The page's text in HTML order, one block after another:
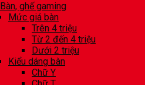
Bàn, ghế gaming
Mức giá bàn
Trên 4 triệu
Từ 2 đến 4 triệu
Dưới 2 triệu
Kiểu dáng bàn
Chữ Y